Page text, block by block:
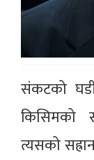
संकटको
किसिमको
त्यसको